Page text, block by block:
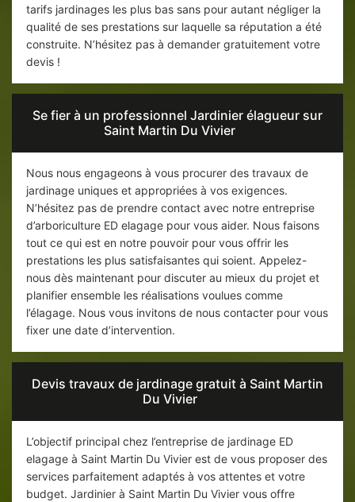
tarifs jardinages les plus bas sans pour autant négliger la
qualité de ses prestations sur laquelle sa réputation a été
construite. N’hésitez pas à demander gratuitement votre
devis !
Se fier à un professionnel Jardinier élagueur sur
Saint Martin Du Vivier
Nous nous engageons à vous procurer des travaux de
jardinage uniques et appropriées à vos exigences.
N’hésitez pas de prendre contact avec notre entreprise
d’arboriculture ED elagage pour vous aider. Nous faisons
tout ce qui est en notre pouvoir pour vous offrir les
prestations les plus satisfaisantes qui soient. Appelez-
nous dès maintenant pour discuter au mieux du projet et
planifier ensemble les réalisations voulues comme
l’élagage. Nous vous invitons de nous contacter pour vous
fixer une date d’intervention.
Devis travaux de jardinage gratuit à Saint Martin
Du Vivier
L’objectif principal chez l’entreprise de jardinage ED
elagage à Saint Martin Du Vivier est de vous proposer des
services parfaitement adaptés à vos attentes et votre
budget. Jardinier à Saint Martin Du Vivier vous offre